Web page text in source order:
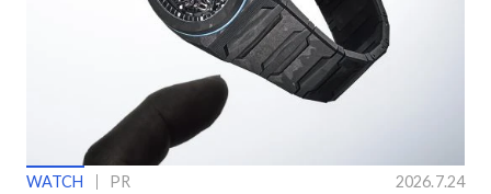
WATCH PR 2026.7.24